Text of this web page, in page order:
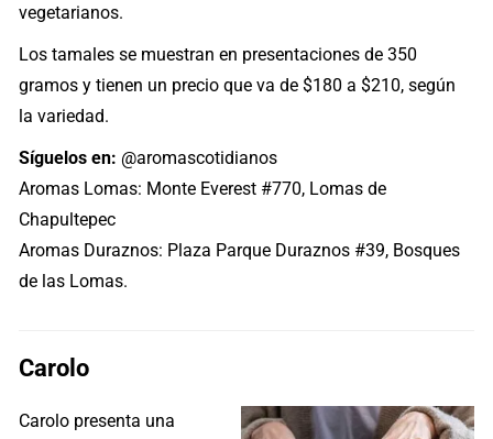
vegetarianos.
Los tamales se muestran en presentaciones de 350
gramos y tienen un precio que va de $180 a $210, según
la variedad.
Síguelos en: @aromascotidianos
Aromas Lomas: Monte Everest #770, Lomas de
Chapultepec
Aromas Duraznos: Plaza Parque Duraznos #39, Bosques
de las Lomas.
Carolo
Carolo presenta una